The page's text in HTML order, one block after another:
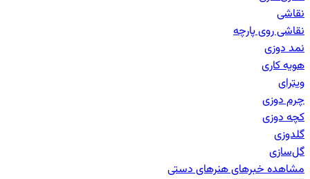
نقاشی
نقاشی روی پارچه
نمد دوزی
هویه کاری
ویترای
چرم دوزی
کچه دوزی
گلدوزی
گل‌سازی
مشاهده خبرهایهنرهای دستی